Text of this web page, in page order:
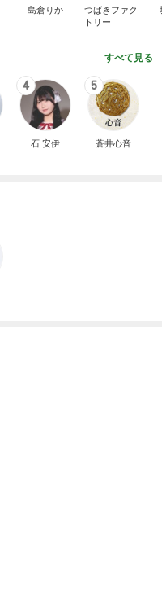
島倉りか
つばきファク
トリー
すべて見る
4
石 安伊
5
蒼井心音